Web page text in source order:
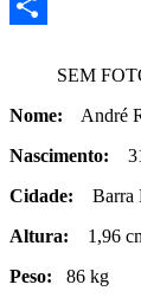
Email
SEM
Nome: André
Nascimento:
Cidade: Barra
Altura: 1,96
Peso: 86 kg